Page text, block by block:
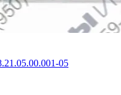
05